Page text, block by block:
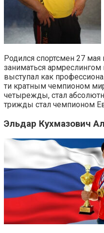
Родился спортсмен 27 мая
заниматься
выступал как
ти кратным чемпионом
четырежды, стал
трижды стал чемпионом
Эльдар Кухмазович